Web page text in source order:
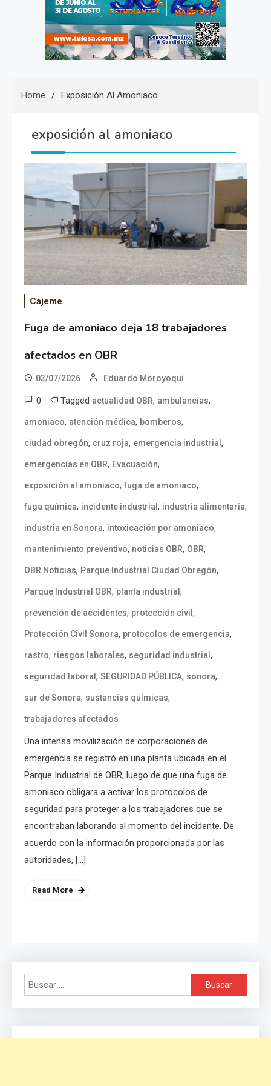
Home Exposición Al Amoniaco
exposición al amoniaco
Cajeme
Fuga de amoniaco deja 18 trabajadores
afectados en OBR
03/07/2026 Eduardo Moroyoqui
0 Tagged actualidad OBR, ambulancias,
amoniaco, atención médica, bomberos,
ciudad obregón, cruz roja, emergencia industrial ,
emergencias en OBR, Evacuación,
exposición al amoniaco, fuga de amoniaco,
fuga química, incidente industrial , industria alimentaria,
industria en Sonora, intoxicación por amoniaco,
mantenimiento preventivo, noticias OBR, OBR,
OBR Noticias, Parque Industrial Ciudad Obregón,
Parque Industrial OBR, planta industrial ,
prevención de accidentes, protección civil ,
Protección Civil Sonora, protocolos de emergencia,
rastro, riesgos laborales, seguridad industrial ,
seguridad laboral , SEGURIDAD PÚBLICA, sonora,
sur de Sonora, sustancias químicas,
trabajadores afectados
Una intensa movilización de corporaciones de
emergencia se registró en una planta ubicada en el
Parque Industrial de OBR, luego de que una fuga de
amoniaco obligara a activar los protocolos de
seguridad para proteger a los trabajadores que se
encontraban laborando al momento del incidente. De
acuerdo con la información proporcionada por las
autoridades, […]
Read More
Buscar: